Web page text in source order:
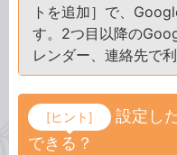
トを追加］で、
す。2つ目以降の
レンダー、連絡先で利
[ヒント]
設定し
できる？